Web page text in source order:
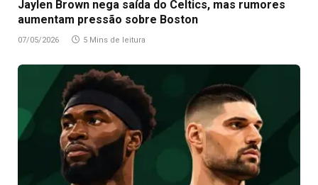
Jaylen Brown nega saída do Celtics, mas rumores
aumentam pressão sobre Boston
07/05/2026 5 Mins de leitura